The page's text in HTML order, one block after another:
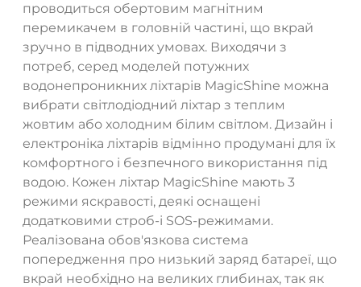
проводиться обертовим магнітним
перемикачем в головній частині, що вкрай
зручно в підводних умовах. Виходячи з
потреб, серед моделей потужних
водонепроникних ліхтарів MagicShine можна
вибрати світлодіодний ліхтар з теплим
жовтим або холодним білим світлом. Дизайн і
електроніка ліхтарів відмінно продумані для їх
комфортного і безпечного використання під
водою. Кожен ліхтар MagicShine мають 3
режими яскравості, деякі оснащені
додатковими строб-і SOS-режимами.
Реалізована обов'язкова система
попередження про низький заряд батареї, що
вкрай необхідно на великих глибинах, так як